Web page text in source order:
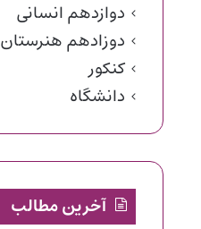
دوازدهم انسانی
دوزادهم هنرستان
کنکور
دانشگاه
آخرین مطالب